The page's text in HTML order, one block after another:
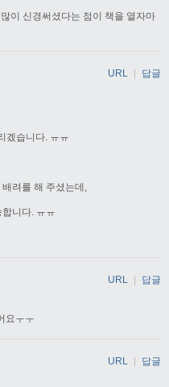
이 신경써셨다는 점이 책을 열자마
겠습니다. ㅠㅠ
려를 해 주셨는데,
니다. ㅠㅠ
URL 답글
요ㅜㅜ
URL 답글
URL | 답글